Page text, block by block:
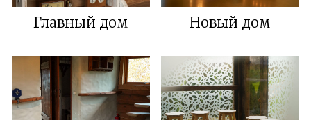
Главный дом Новый дом